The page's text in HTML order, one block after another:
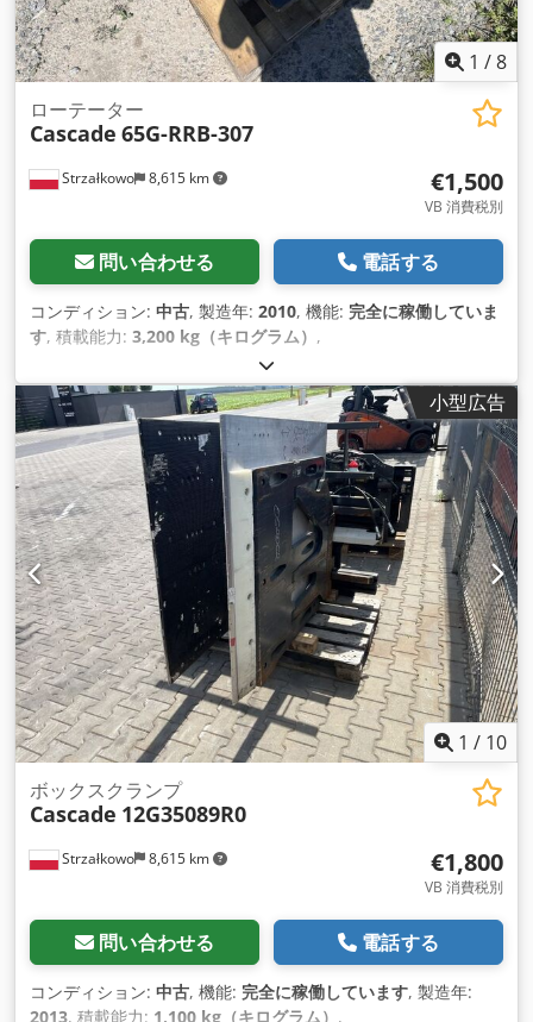
1 /8
Strzałkowo 8,615 km
ローテーター
Cascade 65G-RRB-307
€1,500
VB 消費税別
問い合わせる 電話する
コンディション: 中古, 製造年: 2010, 機能: 完全に稼働していま
す, 積載能力: 3,200 kg（キログラム） ,
小型広告
1 / 10
Strzałkowo 8,615 km
ボックスクランプ
Cascade 12G35089R0
€1,800
VB 消費税別
問い合わせる 電話する
コンディション: 中古, 機能: 完全に稼働しています, 製造年:
2013, 積載能力: 1,100 kg（キログラム） ,